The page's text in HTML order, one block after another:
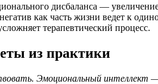
дисбаланса —
как часть жизни ведет к
терапевтический процесс.
из практики
Эмоциональный интеллект